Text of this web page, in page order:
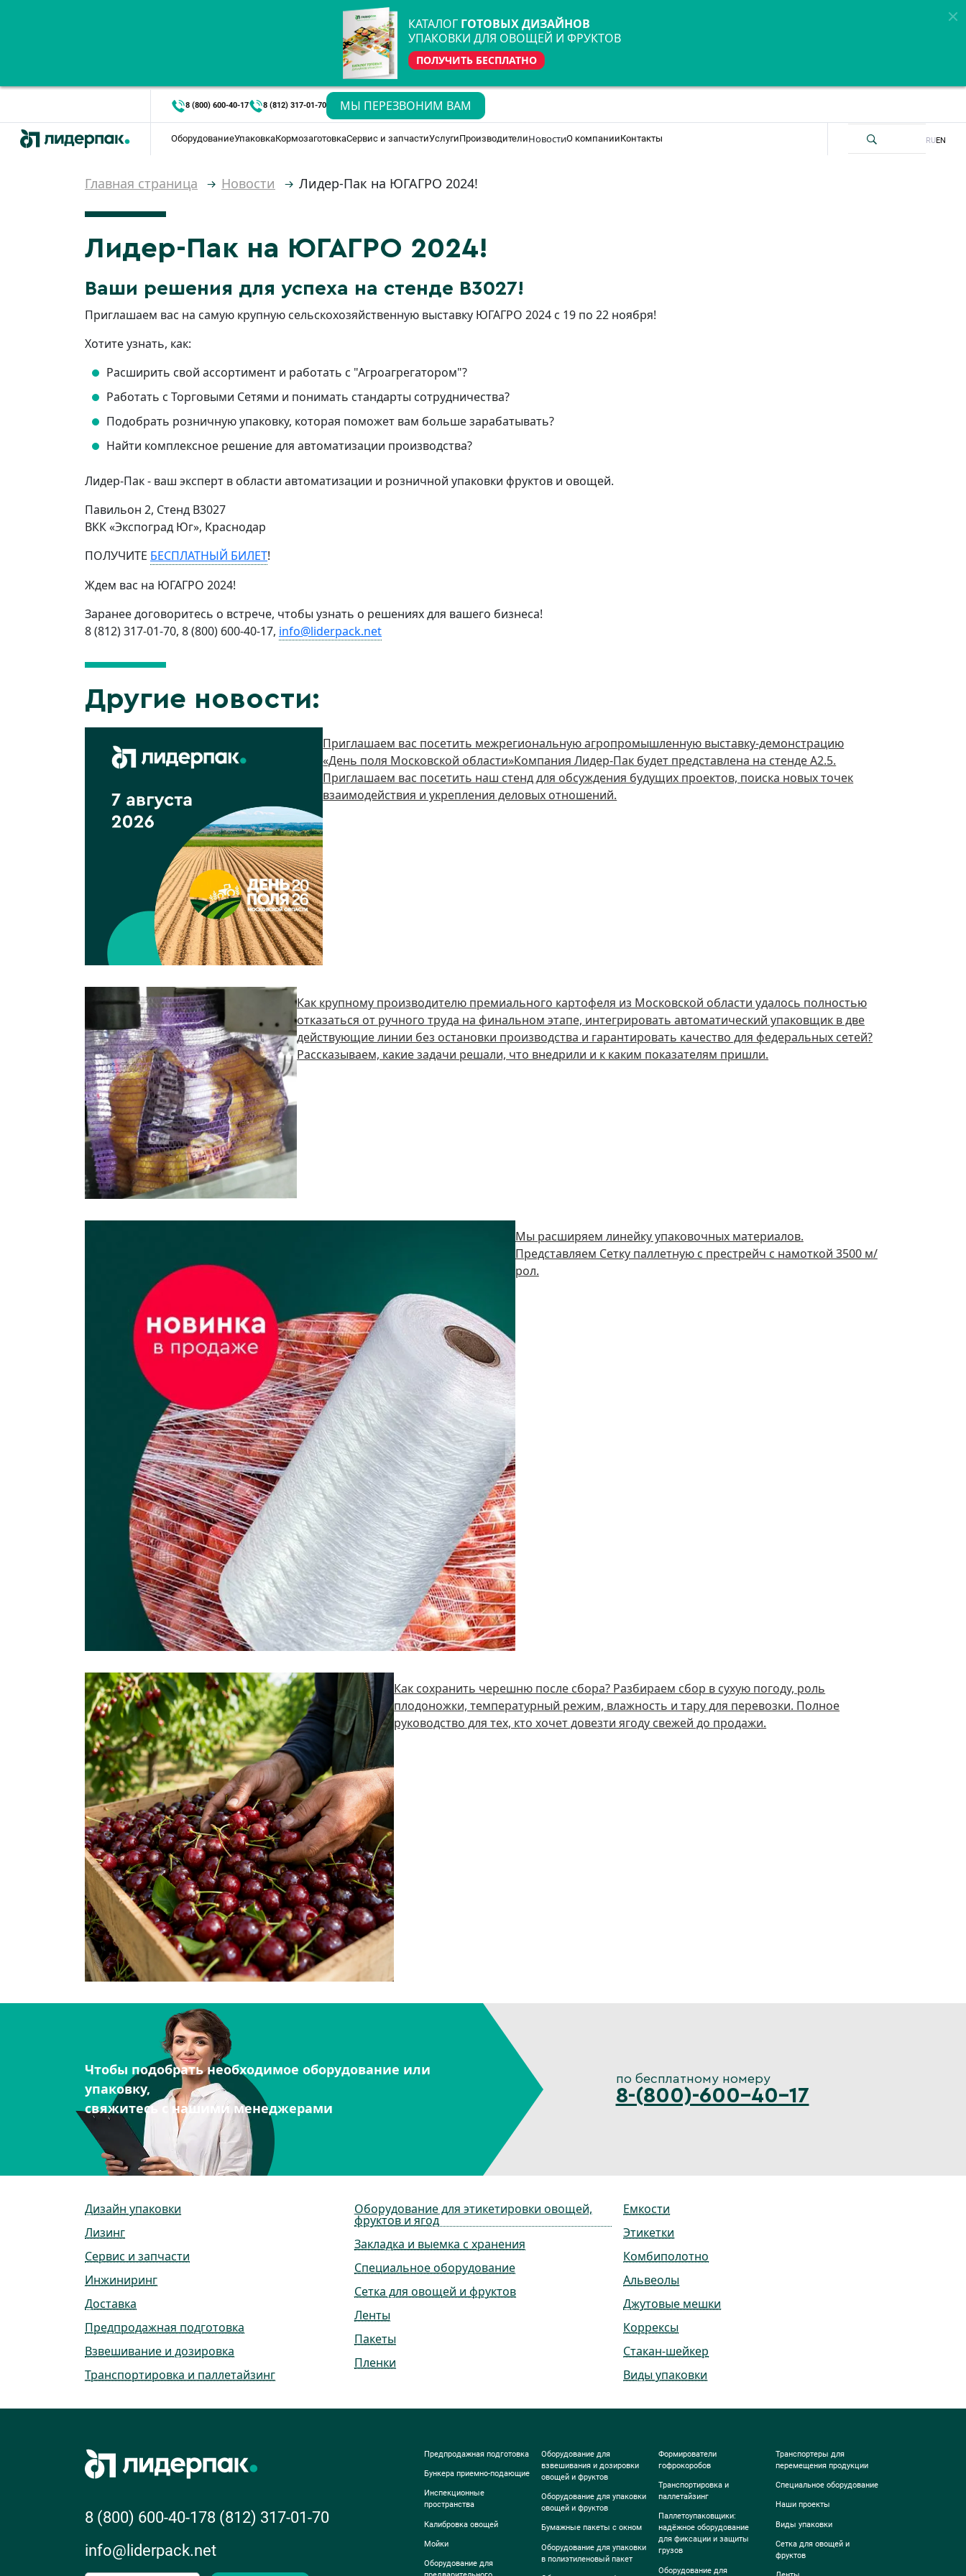
КАТАЛОГ ГОТОВЫХ ДИЗАЙНОВ
УПАКОВКИ ДЛЯ ОВОЩЕЙ И ФРУКТОВ
ПОЛУЧИТЬ БЕСПЛАТНО
8 (800) 600-40-17 8 (812) 317-01-70 МЫ ПЕРЕЗВОНИМ ВАМ
ОборудованиеУпаковкаКормозаготовкаСервис и запчастиУслугиПроизводителиНовостиО компанииКонтакты RUEN
Главная страница Новости Лидер-Пак на ЮГАГРО 2024!
Лидер-Пак на ЮГАГРО 2024!
Ваши решения для успеха на стенде В3027!
Приглашаем вас на самую крупную сельскохозяйственную выставку ЮГАГРО 2024 с 19 по 22 ноября!
Хотите узнать, как:
Расширить свой ассортимент и работать с "Агроагрегатором"?
Работать с Торговыми Сетями и понимать стандарты сотрудничества?
Подобрать розничную упаковку, которая поможет вам больше зарабатывать?
Найти комплексное решение для автоматизации производства?
Лидер-Пак - ваш эксперт в области автоматизации и розничной упаковки фруктов и овощей.
Павильон 2, Стенд В3027
ВКК «Экспоград Юг», Краснодар
ПОЛУЧИТЕ БЕСПЛАТНЫЙ БИЛЕТ!
Ждем вас на ЮГАГРО 2024!
Заранее договоритесь о встрече, чтобы узнать о решениях для вашего бизнеса!
8 (812) 317-01-70, 8 (800) 600-40-17, info@liderpack.net
Другие новости:
Приглашаем вас посетить межрегиональную агропромышленную выставку-демонстрацию
«День поля Московской области»Компания Лидер-Пак будет представлена на стенде А2.5.
Приглашаем вас посетить наш стенд для обсуждения будущих проектов, поиска новых точек
взаимодействия и укрепления деловых отношений.
Как крупному производителю премиального картофеля из Московской области удалось полностью
отказаться от ручного труда на финальном этапе, интегрировать автоматический упаковщик в две
действующие линии без остановки производства и гарантировать качество для федеральных сетей?
Рассказываем, какие задачи решали, что внедрили и к каким показателям пришли.
Мы расширяем линейку упаковочных материалов.
Представляем Сетку паллетную c престрейч с намоткой 3500 м/
рол.
Как сохранить черешню после сбора? Разбираем сбор в сухую погоду, роль
плодоножки, температурный режим, влажность и тару для перевозки. Полное
руководство для тех, кто хочет довезти ягоду свежей до продажи.
Чтобы подобрать необходимое оборудование или
упаковку,
свяжитесь с нашими менеджерами
по бесплатному номеру
8-(800)-600-40-17
Дизайн упаковки
Лизинг
Сервис и запчасти
Инжиниринг
Доставка
Предпродажная подготовка
Взвешивание и дозировка
Транспортировка и паллетайзинг
Оборудование для этикетировки овощей,
фруктов и ягод
Закладка и выемка с хранения
Специальное оборудование
Сетка для овощей и фруктов
Ленты
Пакеты
Пленки
Емкости
Этикетки
Комбиполотно
Альвеолы
Джутовые мешки
Коррексы
Стакан-шейкер
Виды упаковки
8 (800) 600-40-178 (812) 317-01-70
info@liderpack.net
Предпродажная подготовка
Бункера приемно-подающие
Инспекционные
пространства
Калибровка овощей
Мойки
Оборудование для
Оборудование для
взвешивания и дозировки
овощей и фруктов
Оборудование для упаковки
овощей и фруктов
Бумажные пакеты с окном
Оборудование для упаковки
в полиэтиленовый пакет
Формирователи
гофрокоробов
Транспортировка и
паллетайзинг
Паллетоупаковщики:
надёжное оборудование
для фиксации и защиты
грузов
Оборудование для
Транспортеры для
перемещения продукции
Специальное оборудование
Наши проекты
Виды упаковки
Сетка для овощей и
фруктов